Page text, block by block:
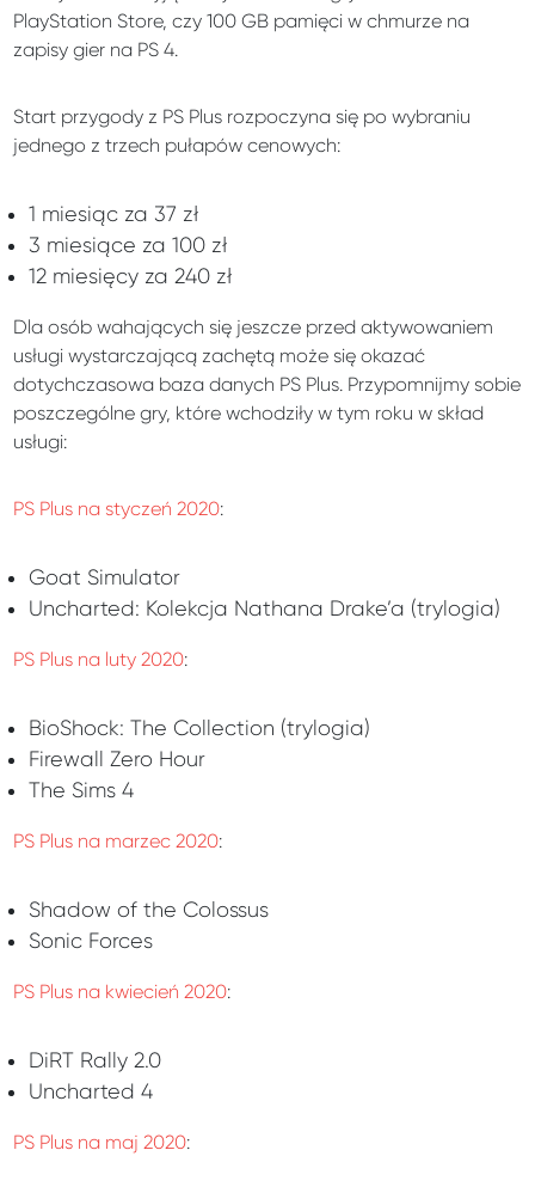
PlayStation Store, czy 100 GB pamięci w chmurze na
zapisy gier na PS 4.
Start przygody z PS Plus rozpoczyna się po wybraniu
jednego z trzech pułapów cenowych:
1 miesiąc za 37 zł
3 miesiące za 100 zł
12 miesięcy za 240 zł
Dla osób wahających się jeszcze przed aktywowaniem
usługi wystarczającą zachętą może się okazać
dotychczasowa baza danych PS Plus. Przypomnijmy sobie
poszczególne gry, które wchodziły w tym roku w skład
usługi:
PS Plus na styczeń 2020:
Goat Simulator
Uncharted: Kolekcja Nathana Drake’a (trylogia)
PS Plus na luty 2020:
BioShock: The Collection (trylogia)
Firewall Zero Hour
The Sims 4
PS Plus na marzec 2020:
Shadow of the Colossus
Sonic Forces
PS Plus na kwiecień 2020:
DiRT Rally 2.0
Uncharted 4
PS Plus na maj 2020: